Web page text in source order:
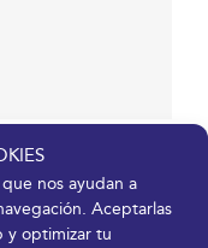
nos ayudan a
Aceptarlas
y optimizar tu
sociales!